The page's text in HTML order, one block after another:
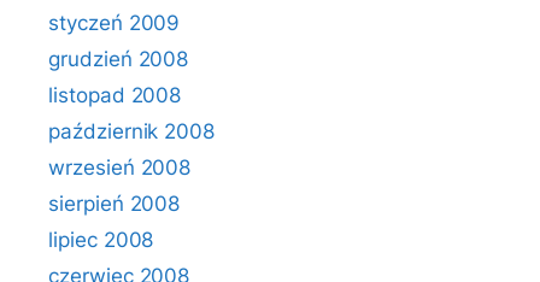
styczeń 2009
grudzień 2008
listopad 2008
październik 2008
wrzesień 2008
sierpień 2008
lipiec 2008
czerwiec 2008